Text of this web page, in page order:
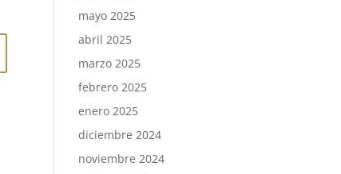
mayo 2025
abril 2025
marzo 2025
febrero 2025
enero 2025
diciembre 2024
noviembre 2024